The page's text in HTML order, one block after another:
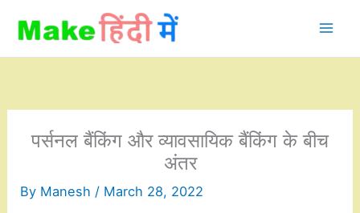
content
पर्सनल बैंकिंग और व्यावसायिक बैंकिंग के बीच
अंतर
By Manesh / March 28, 2022